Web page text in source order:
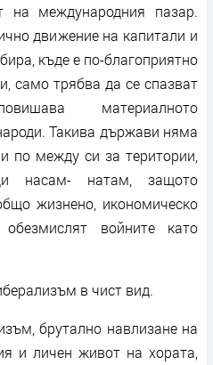
на международния пазар.
движение на капитали и
къде е по-благоприятно
само трябва да се спазват
материалното
Такива държави няма
по между си за територии,
насам- натам, защото
жизнено, икономическо
войните като
в чист вид.
брутално навлизане на
и личен живот на хората,